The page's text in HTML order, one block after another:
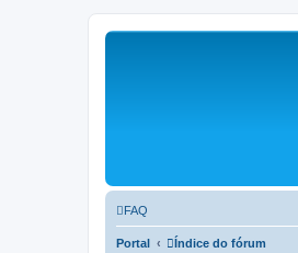
FAQ
Portal Índice do fórum